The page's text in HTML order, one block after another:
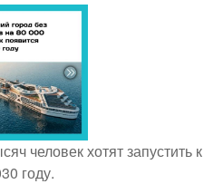
человек хотят запустить к
году.